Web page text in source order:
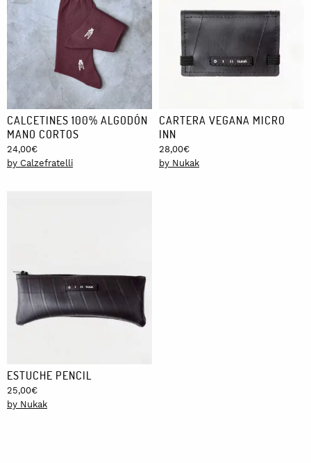
CALCETINES 100% ALGODÓN
MANO CORTOS
24,00€
by Calzefratelli
CARTERA VEGANA MICRO
INN
28,00€
by Nukak
ESTUCHE PENCIL
25,00€
by Nukak